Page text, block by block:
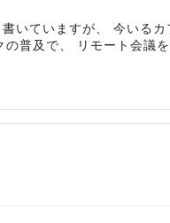
いていますが、 今いる
普及で、 リモート会議